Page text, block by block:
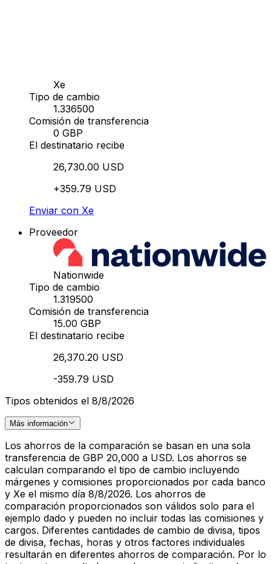
Xe
Tipo de cambio
1.336500
Comisión de transferencia
0 GBP
El destinatario recibe
26,730.00 USD
+359.79 USD
Enviar con Xe
Proveedor
Nationwide
Tipo de cambio
1.319500
Comisión de transferencia
15.00 GBP
El destinatario recibe
26,370.20 USD
-359.79 USD
Tipos obtenidos el 8/8/2026
Más información
Los ahorros de la comparación se basan en una sola
transferencia de GBP 20,000 a USD. Los ahorros se
calculan comparando el tipo de cambio incluyendo
márgenes y comisiones proporcionados por cada banco
y Xe el mismo día 8/8/2026. Los ahorros de
comparación proporcionados son válidos solo para el
ejemplo dado y pueden no incluir todas las comisiones y
cargos. Diferentes cantidades de cambio de divisa, tipos
de divisa, fechas, horas y otros factores individuales
resultarán en diferentes ahorros de comparación. Por lo